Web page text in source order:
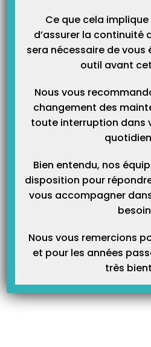
Articles Liés
CPS invalide ou inexploitable par
Ce que cela
d’assurer la continuité
sera nécessaire de vous
outil avant
Nous vous
changement des
toute interruption dans
Bien entendu, nos
disposition pour
vous accompagner
Nous vous remercions
et pour les années
très